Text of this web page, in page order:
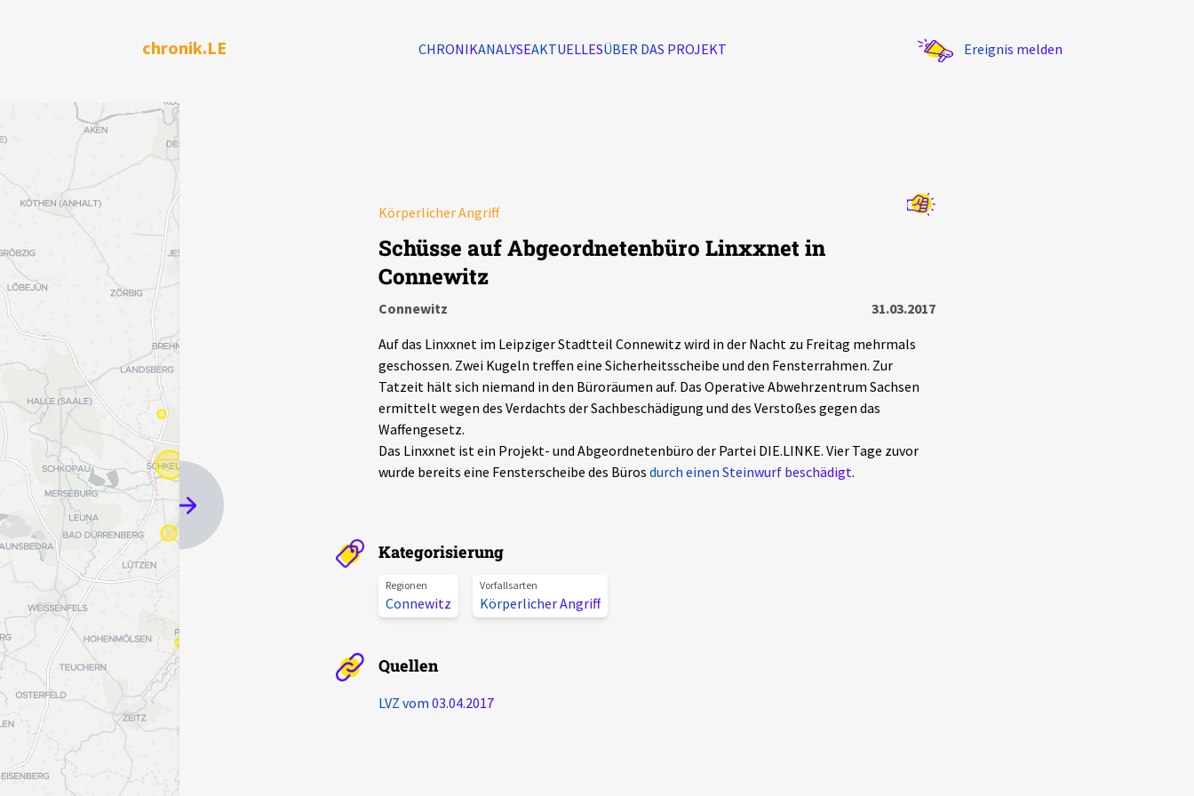
chronik.LE CHRONIKANALYSEAKTUELLESÜBER DAS PROJEKT Ereignis melden
Körperlicher Angriff
Schüsse auf Abgeordnetenbüro Linxxnet in
Connewitz
Connewitz
31.03.2017
Auf das Linxxnet im Leipziger Stadtteil Connewitz wird in der Nacht zu Freitag mehrmals
geschossen. Zwei Kugeln treffen eine Sicherheitsscheibe und den Fensterrahmen. Zur
Tatzeit hält sich niemand in den Büroräumen auf. Das Operative Abwehrzentrum Sachsen
ermittelt wegen des Verdachts der Sachbeschädigung und des Verstoßes gegen das
Waffengesetz.
Das Linxxnet ist ein Projekt- und Abgeordnetenbüro der Partei DIE.LINKE. Vier Tage zuvor
wurde bereits eine Fensterscheibe des Büros durch einen Steinwurf beschädigt.
Kategorisierung
Regionen
Connewitz
Vorfallsarten
Körperlicher Angriff
Quellen
LVZ vom 03.04.2017